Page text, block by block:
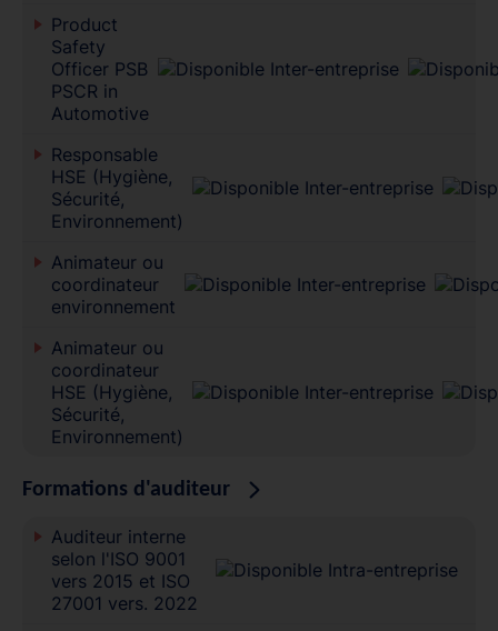
Product
Safety
Officer PSB
PSCR in
Automotive
Responsable
HSE (Hygiène,
Sécurité,
Environnement)
Animateur ou
coordinateur
environnement
Animateur ou
coordinateur
HSE (Hygiène,
Sécurité,
Environnement)
Formations d'auditeur
Auditeur interne
selon l'ISO 9001
vers 2015 et ISO
27001 vers. 2022